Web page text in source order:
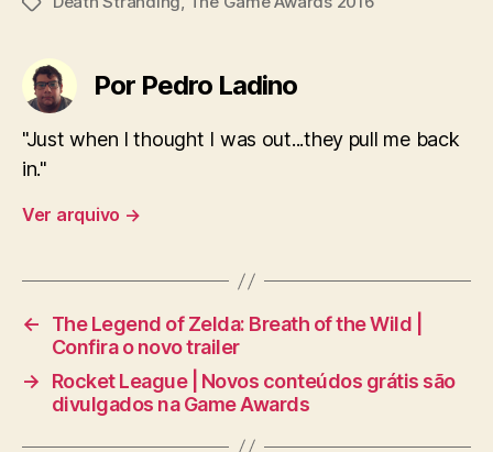
Por Pedro Ladino
"Just when I thought I was out...they pull me back
in."
Ver arquivo →
←
The Legend of Zelda: Breath of the Wild |
Confira o novo trailer
→
Rocket League | Novos conteúdos grátis são
divulgados na Game Awards